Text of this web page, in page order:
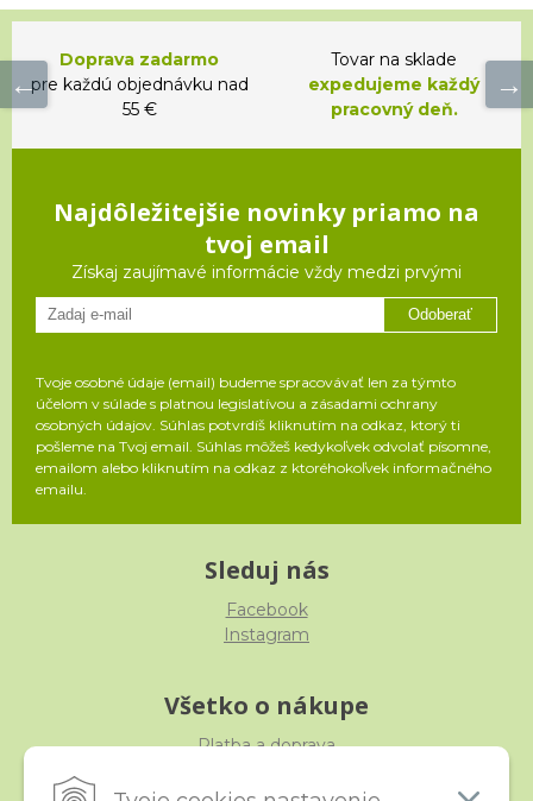
Doprava zadarmo
pre každú objednávku nad
55 €
Tovar na sklade
expedujeme každý
pracovný deň.
Najdôležitejšie novinky priamo na
tvoj email
Získaj zaujímavé informácie vždy medzi prvými
Odoberať
Tvoje osobné údaje (email) budeme spracovávať len za týmto
účelom v súlade s platnou legislatívou a zásadami ochrany
osobných údajov. Súhlas potvrdíš kliknutím na odkaz, ktorý ti
pošleme na Tvoj email. Súhlas môžeš kedykoľvek odvolať písomne,
emailom alebo kliknutím na odkaz z ktoréhokoľvek informačného
emailu.
Sleduj nás
Facebook
Instagram
Všetko o nákupe
Platba a doprava
Obchodné podmienky